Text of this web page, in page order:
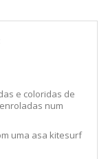
e coloridas de
num
uma asa kitesurf